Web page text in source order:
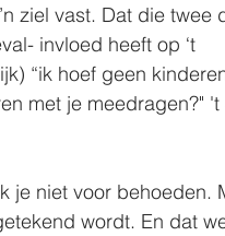
ziel vast. Dat die twee
invloed heeft op ‘t
“ik hoef geen
met je meedragen?" 't
je niet voor behoeden.
wordt. En dat